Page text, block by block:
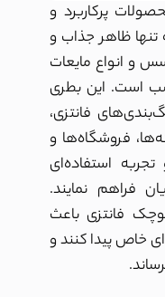
پرکاربرد و
تنها ظاهر جذاب و
و انواع مایعات
است. این بطری‌
فانتزی،
فروشگاه‌ها و
تجربه استفاده‌ای
فراهم نمایند.
فانتزی باعث
خاص پیدا کنند و